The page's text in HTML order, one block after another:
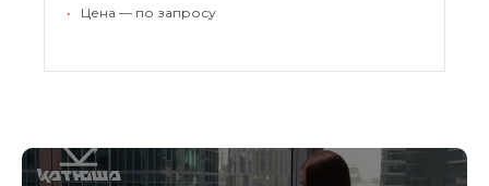
• Цена — по запросу